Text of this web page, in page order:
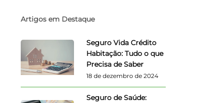
Artigos em Destaque
Seguro Vida Crédito
Habitação: Tudo o que
Precisa de Saber
18 de dezembro de 2024
Seguro de Saúde: